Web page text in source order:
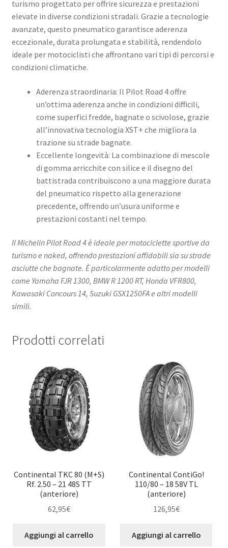
turismo progettato per offrire sicurezza e prestazioni
elevate in diverse condizioni stradali. Grazie a tecnologie
avanzate, questo pneumatico garantisce aderenza
eccezionale, durata prolungata e stabilità, rendendolo
ideale per motociclisti che affrontano vari tipi di percorsi e
condizioni climatiche.​
Aderenza straordinaria: Il Pilot Road 4 offre
un’ottima aderenza anche in condizioni difficili,
come superfici fredde, bagnate o scivolose, grazie
all’innovativa tecnologia XST+ che migliora la
trazione su strade bagnate.
Eccellente longevità: La combinazione di mescole
di gomma arricchite con silice e il disegno del
battistrada contribuiscono a una maggiore durata
del pneumatico rispetto alla generazione
precedente, offrendo un’usura uniforme e
prestazioni costanti nel tempo.
Il Michelin Pilot Road 4 è ideale per motociclette sportive da
turismo e naked, offrendo prestazioni affidabili sia su strade
asciutte che bagnate. È particolarmente adatto per modelli
come Yamaha FJR 1300, BMW R 1200 RT, Honda VFR800,
Kawasaki Concours 14, Suzuki GSX1250FA e altri modelli
simili.
Prodotti correlati
Continental TKC 80 (M+S)
Rf. 2.50 – 21 48S TT
(anteriore)
62,95€
Aggiungi al carrello
Continental ContiGo!
110/80 – 18 58V TL
(anteriore)
126,95€
Aggiungi al carrello